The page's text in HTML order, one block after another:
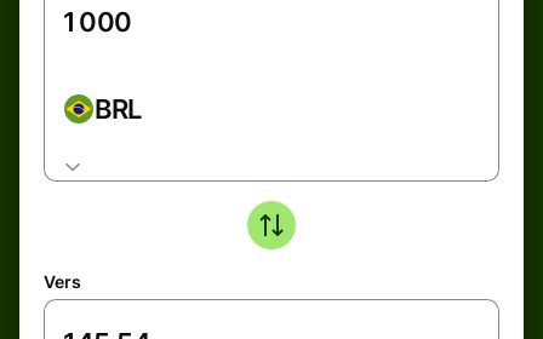
BRL
Vers